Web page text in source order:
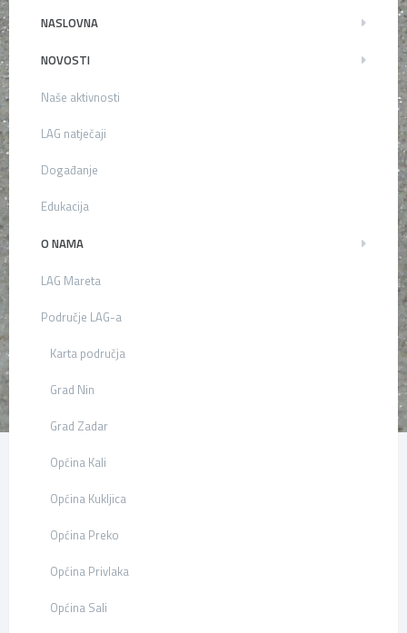
NASLOVNA
NOVOSTI
Naše aktivnosti
LAG natječaji
Događanje
Edukacija
O NAMA
LAG Mareta
Područje LAG-a
Karta područja
Grad Nin
Grad Zadar
Općina Kali
Općina Kukljica
Općina Preko
Općina Privlaka
Općina Sali